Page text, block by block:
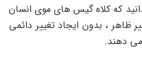
که کلاه گیس های موی انسان
ظاهر ، بدون ایجاد تغییر دائمی
می دهند.